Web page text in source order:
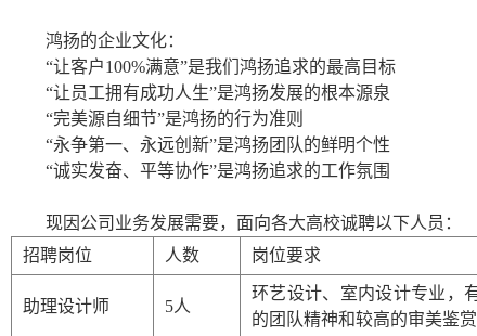
鸿扬的企业文化：
“让客户100%满意”是我们鸿扬追求的最高目标
“让员工拥有成功人生”是鸿扬发展的根本源泉
“完美源自细节”是鸿扬的行为准则
“永争第一、永远创新”是鸿扬团队的鲜明个性
“诚实发奋、平等协作”是鸿扬追求的工作氛围
现因公司业务发展需要，面向各大高校诚聘以下人员：
招聘岗位
人数 岗位要求
助理设计师 5人
环艺设计、室内设计专业，
的团队精神和较高的审美鉴赏